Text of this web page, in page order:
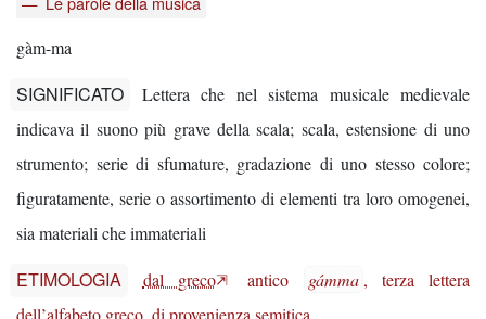
gàm-ma
SIGNIFICATO
Lettera che nel sistema musicale medievale
indicava il suono più grave della scala; scala, estensione di uno
strumento; serie di sfumature, gradazione di uno stesso colore;
figuratamente, serie o assortimento di elementi tra loro omogenei,
sia materiali che immateriali
ETIMOLOGIA dal greco antico gámma , terza lettera